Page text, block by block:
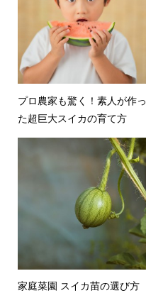
プロ農家も驚く！素人が作っ
た超巨大スイカの育て方
家庭菜園 スイカ苗の選び方